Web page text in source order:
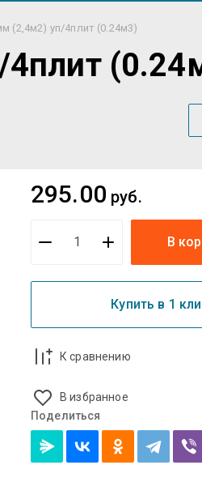
(2,4м2) уп/4плит (0.24м3)
295.00 руб.
В
Купить в 1
К сравнению
В избранное
Поделиться